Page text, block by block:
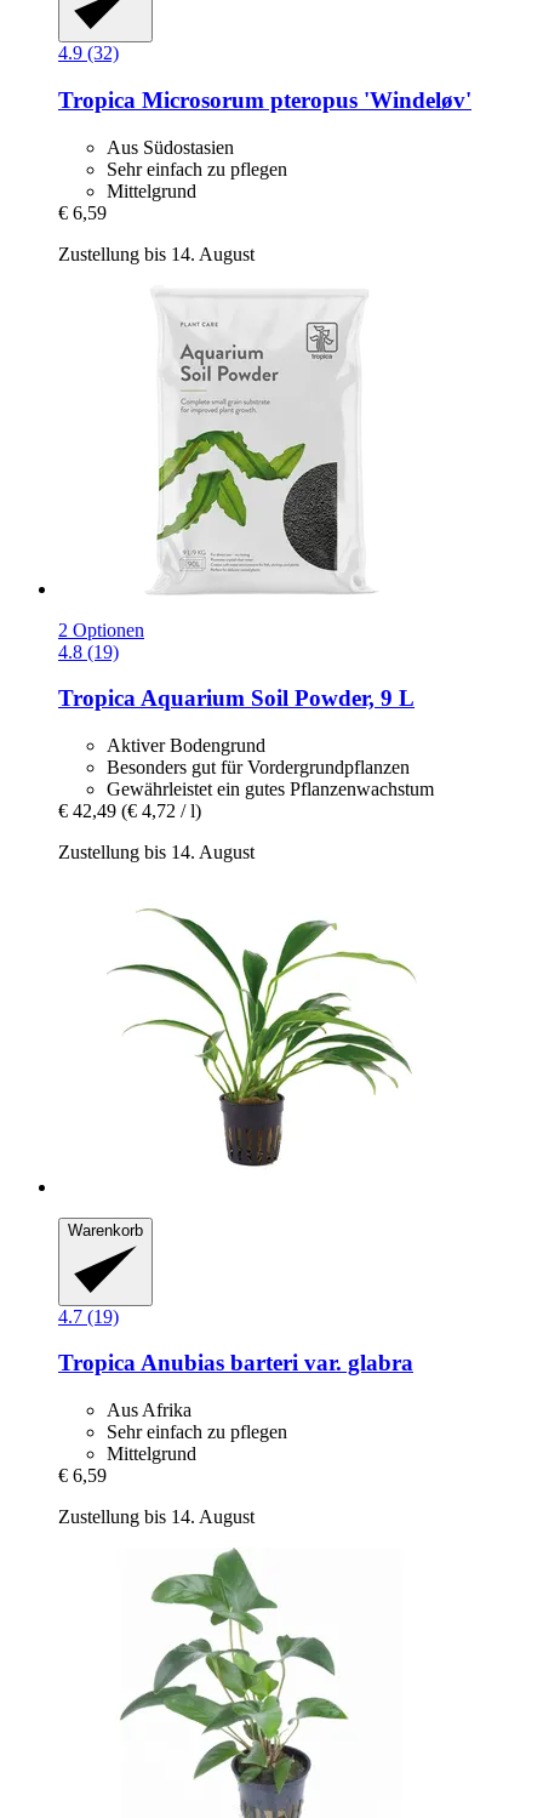
4.9 (32)
Tropica Microsorum pteropus 'Windeløv'
Aus Südostasien
Sehr einfach zu pflegen
Mittelgrund
€ 6,59
Zustellung bis 14. August
2 Optionen
4.8 (19)
TropicaAquarium Soil Powder, 9 L
Aktiver Bodengrund
Besonders gut für Vordergrundpflanzen
Gewährleistet ein gutes Pflanzenwachstum
€ 42,49 (€ 4,72 / l)
Zustellung bis 14. August
Warenkorb
4.7 (19)
TropicaAnubias barteri var. glabra
Aus Afrika
Sehr einfach zu pflegen
Mittelgrund
€ 6,59
Zustellung bis 14. August